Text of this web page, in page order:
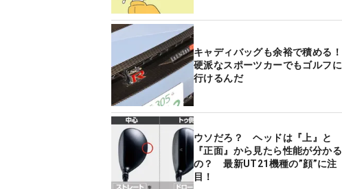
キャディバッグも余裕で積める！
硬派なスポーツカーでもゴルフに
行けるんだ
ウソだろ？ ヘッドは『上』と
『正面』から見たら性能が分かる
の？ 最新UT21機種の”顔”に注
目！